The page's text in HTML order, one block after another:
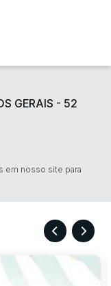
GERAIS - 52
em nosso site para